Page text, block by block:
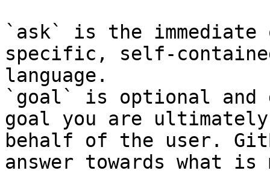
`ask` is the
specific, self-
language.
`goal` is optional and
goal you are
behalf of the user.
answer towards what